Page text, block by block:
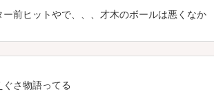
前ヒットやで、、、才木のボールは悪くなか
さ物語ってる